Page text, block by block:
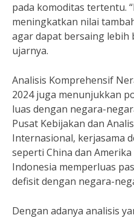
pada komoditas tertentu.
meningkatkan nilai
agar dapat bersaing lebih
ujarnya.
Analisis Komprehensif
2024 juga menunjukkan
luas dengan negara-
Pusat Kebijakan dan
Internasional, kerjasama
seperti China dan
Indonesia memperluas
defisit dengan negara-
Dengan adanya analisis